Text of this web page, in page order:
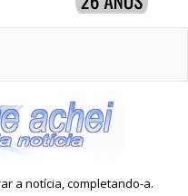
a notícia, completando-a.